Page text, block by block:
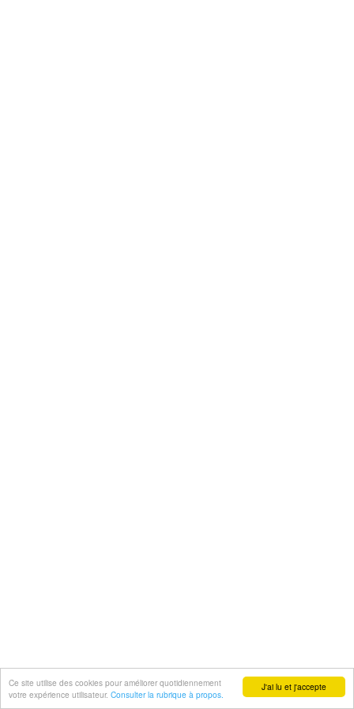
J'ai lu et j'accepte
Ce site utilise des cookies pour améliorer quotidiennement
votre expérience utilisateur. Consulter la rubrique à propos.